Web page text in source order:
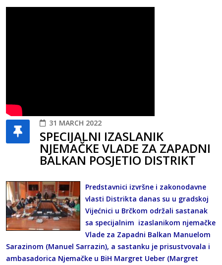
31 MARCH 2022
SPECIJALNI IZASLANIK
NJEMAČKE VLADE ZA ZAPADNI
BALKAN POSJETIO DISTRIKT
Predstavnici izvršne i zakonodavne
vlasti Distrikta danas su u gradskoj
Vijećnici u Brčkom održali sastanak
sa specijalnim izaslanikom njemačke
Vlade za Zapadni Balkan Manuelom
Sarazinom (Manuel Sarrazin), a sastanku je prisustvovala i
ambasadorica Njemačke u BiH Margret Ueber (Margret